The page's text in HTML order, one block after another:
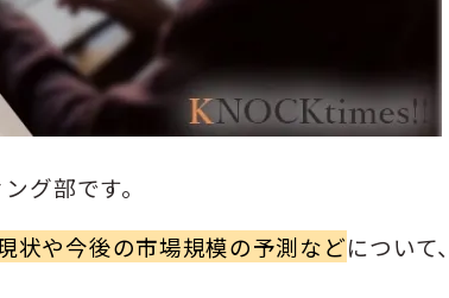
グ部です。
状や今後の市場規模の予測などについて、